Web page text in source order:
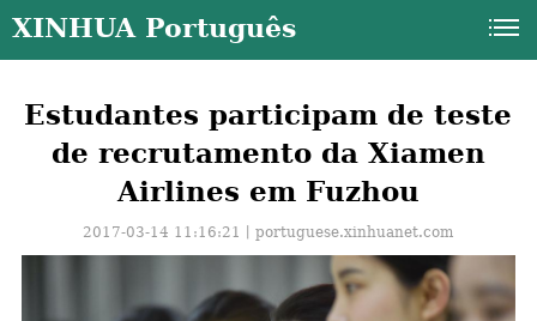
XINHUA Português
Estudantes participam de teste
de recrutamento da Xiamen
Airlines em Fuzhou
2017-03-14 11:16:21丨portuguese.xinhuanet.com